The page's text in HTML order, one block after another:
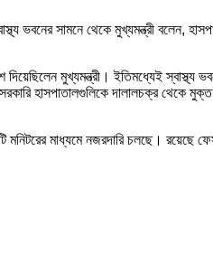
ভবনের সামনে থেকে মুখ্যমন্ত্রী বলেন,
মুখ্যমন্ত্রী। ইতিমধ্যেই স্বাস্থ্য
হাসপাতালগুলিকে দালালচক্র থেকে
মনিটরের মাধ্যমে নজরদারি চলছে। রয়েছে